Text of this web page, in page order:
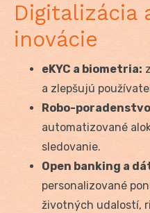
Digitalizácia
inovácie
eKYC a biometria:
a zlepšujú
Robo-
automatizované
sledovanie.
Open banking a
personalizované
životných udalostí,